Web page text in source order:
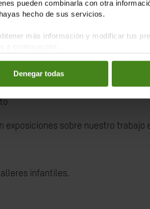
pueden combinarla con otra
hecho de sus servicios.
más información y modificar tus
Denegar todas
el Paseo del Bosquecillo
con el lema "Gaza y otras
nos encontraréis y tendremos:
exposiciones sobre nuestro trabajo
infantiles.